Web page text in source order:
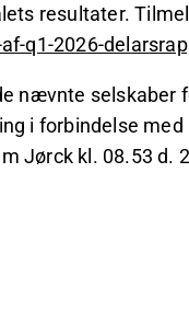
resultater.
q1-2026-
nævnte selskaber
i forbindelse
Jørck kl. 08.53 d.